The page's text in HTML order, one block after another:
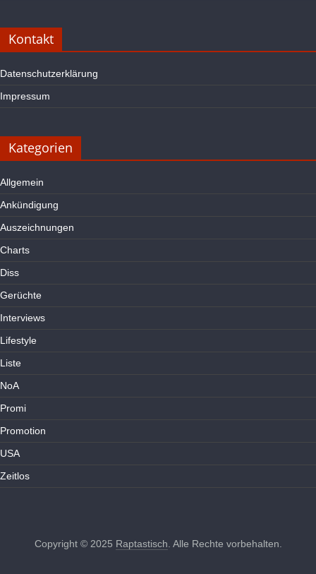
Kontakt
Datenschutzerklärung
Impressum
Kategorien
Allgemein
Ankündigung
Auszeichnungen
Charts
Diss
Gerüchte
Interviews
Lifestyle
Liste
NoA
Promi
Promotion
USA
Zeitlos
Copyright © 2025 Raptastisch . Alle Rechte vorbehalten.